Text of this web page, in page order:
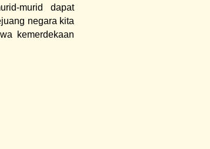
murid dapat
negara kita
kemerdekaan